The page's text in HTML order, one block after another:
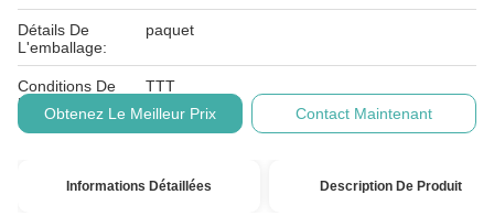
Détails De
L'emballage:
paquet
Conditions De
Paiement:
TTT
Obtenez Le Meilleur Prix
Contact Maintenant
Informations Détaillées Description De Produit